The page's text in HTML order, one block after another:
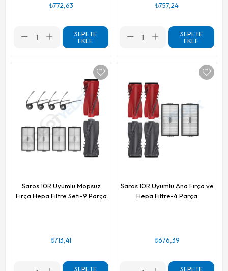
₺772,63
SEPETE
EKLE
₺757,24
SEPETE
EKLE
Saros 10R Uyumlu Mopsuz
Fırça Hepa Filtre Seti-9 Parça
₺713,41
SEPETE
Saros 10R Uyumlu Ana Fırça ve
Hepa Filtre-4 Parça
₺676,39
SEPETE